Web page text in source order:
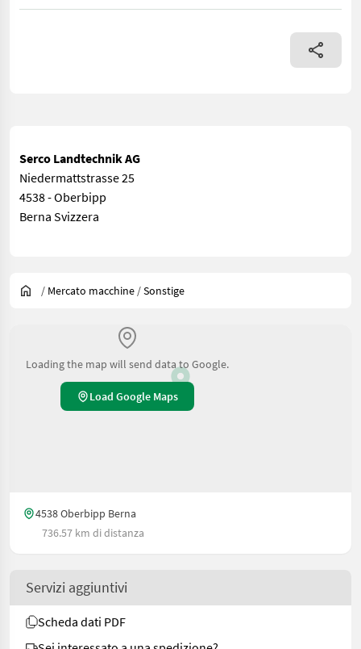
Serco Landtechnik AG
Niedermattstrasse 25
4538 - Oberbipp
Berna Svizzera
/ Mercato macchine /Sonstige
Loading the map will send data to Google.
Load Google Maps
4538 Oberbipp Berna
736.57 km di distanza
Servizi aggiuntivi
Scheda dati PDF